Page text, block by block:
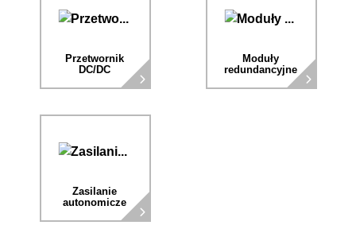
Przetwornik
DC/DC
Moduły
redundancyjne
Zasilanie
autonomicze